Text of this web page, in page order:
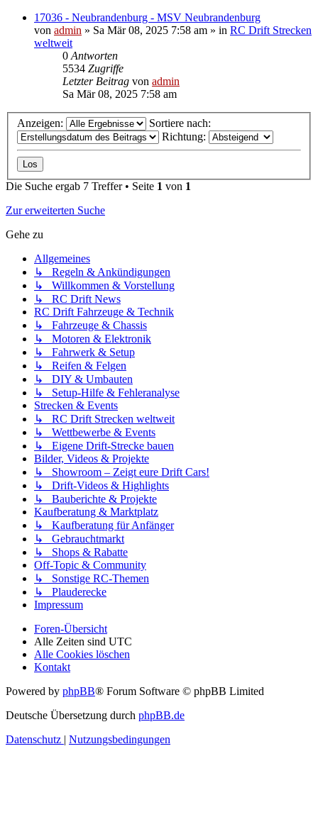
17036 - Neubrandenburg - MSV Neubrandenburg
von admin » Sa Mär 08, 2025 7:58 am » in RC Drift Strecken
weltweit
0 Antworten
5534 Zugriffe
Letzter Beitrag von admin
Sa Mär 08, 2025 7:58 am
Anzeigen:
Sortiere nach:
Richtung:
Die Suche ergab 7 Treffer • Seite 1 von 1
Zur erweiterten Suche
Gehe zu
Allgemeines
↳ Regeln & Ankündigungen
↳ Willkommen & Vorstellung
↳ RC Drift News
RC Drift Fahrzeuge & Technik
↳ Fahrzeuge & Chassis
↳ Motoren & Elektronik
↳ Fahrwerk & Setup
↳ Reifen & Felgen
↳ DIY & Umbauten
↳ Setup-Hilfe & Fehleranalyse
Strecken & Events
↳ RC Drift Strecken weltweit
↳ Wettbewerbe & Events
↳ Eigene Drift-Strecke bauen
Bilder, Videos & Projekte
↳ Showroom – Zeigt eure Drift Cars!
↳ Drift-Videos & Highlights
↳ Bauberichte & Projekte
Kaufberatung & Marktplatz
↳ Kaufberatung für Anfänger
↳ Gebrauchtmarkt
↳ Shops & Rabatte
Off-Topic & Community
↳ Sonstige RC-Themen
↳ Plauderecke
Impressum
Foren-Übersicht
Alle Zeiten sind UTC
Alle Cookies löschen
Kontakt
Powered by phpBB® Forum Software © phpBB Limited
Deutsche Übersetzung durch phpBB.de
Datenschutz
Nutzungsbedingungen